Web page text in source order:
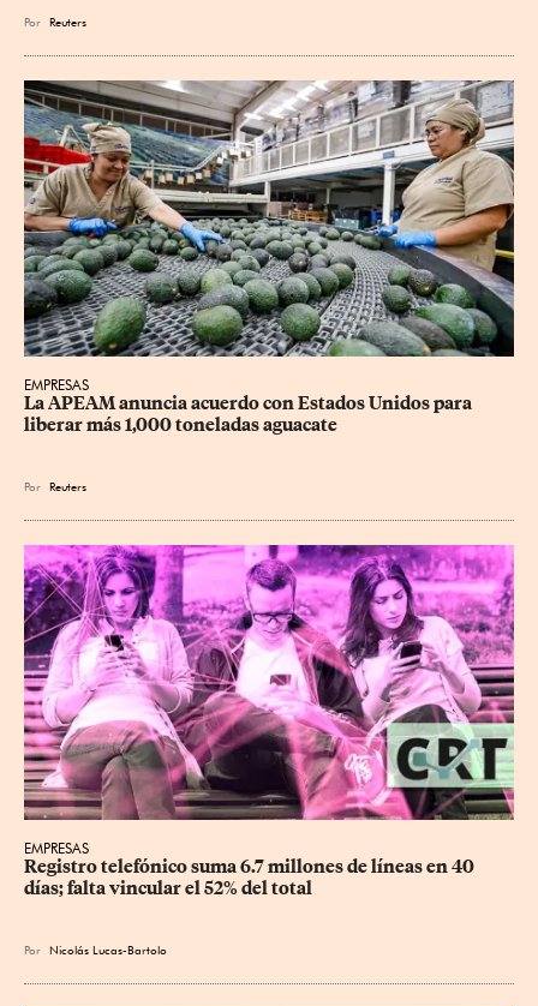
Por Reuters
EMPRESAS
La APEAM anuncia acuerdo con Estados Unidos para
liberar más 1,000 toneladas aguacate
Por Reuters
EMPRESAS
Registro telefónico suma 6.7 millones de líneas en 40
días; falta vincular el 52% del total
Por Nicolás Lucas-Bartolo